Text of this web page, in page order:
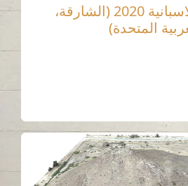
أعمال التنقيب الاسبانية 2020 (الشارقة،
المتحدة)